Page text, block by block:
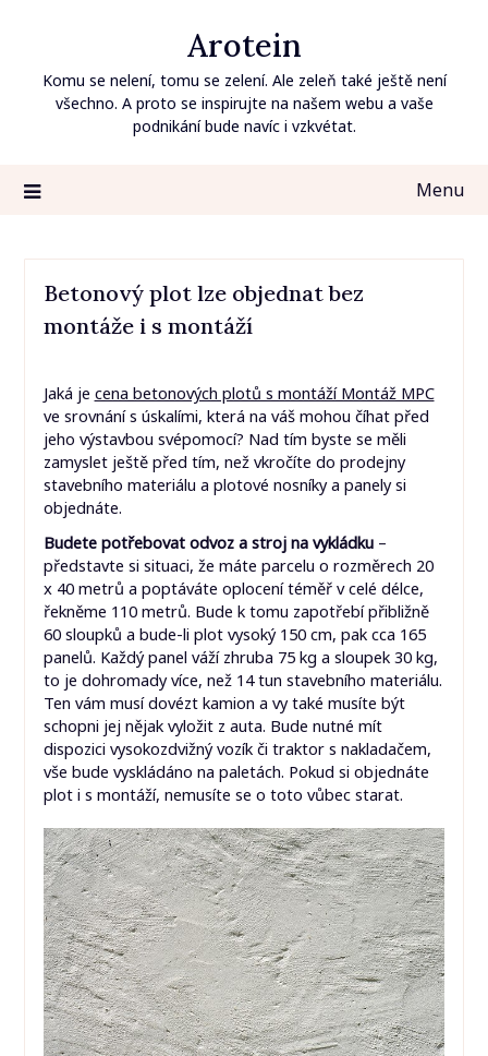
content
Arotein
Komu se nelení, tomu se zelení. Ale zeleň také ještě není
všechno. A proto se inspirujte na našem webu a vaše
podnikání bude navíc i vzkvétat.
Menu
Betonový plot lze objednat bez
montáže i s montáží
Jaká je cena betonových plotů s montáží Montáž MPC
ve srovnání s úskalími, která na váš mohou číhat před
jeho výstavbou svépomocí? Nad tím byste se měli
zamyslet ještě před tím, než vkročíte do prodejny
stavebního materiálu a plotové nosníky a panely si
objednáte.
Budete potřebovat odvoz a stroj na vykládku–
představte si situaci, že máte parcelu o rozměrech 20
x 40 metrů a poptáváte oplocení téměř v celé délce,
řekněme 110 metrů. Bude k tomu zapotřebí přibližně
60 sloupků a bude-li plot vysoký 150 cm, pak cca 165
panelů. Každý panel váží zhruba 75 kg a sloupek 30 kg,
to je dohromady více, než 14 tun stavebního materiálu.
Ten vám musí dovézt kamion a vy také musíte být
schopni jej nějak vyložit z auta. Bude nutné mít
dispozici vysokozdvižný vozík či traktor s nakladačem,
vše bude vyskládáno na paletách. Pokud si objednáte
plot i s montáží, nemusíte se o toto vůbec starat.